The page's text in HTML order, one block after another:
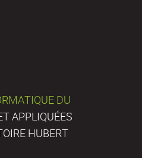
DU
APPLIQUÉES
HUBERT